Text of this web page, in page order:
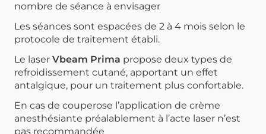
nombre de séance à envisager
Les séances sont espacées de 2 à 4 mois selon le
protocole de traitement établi.
Le laser Vbeam Prima propose deux types de
refroidissement cutané, apportant un effet
antalgique, pour un traitement plus confortable.
En cas de couperose l’application de crème
anesthésiante préalablement à l’acte laser n’est
pas recommandée